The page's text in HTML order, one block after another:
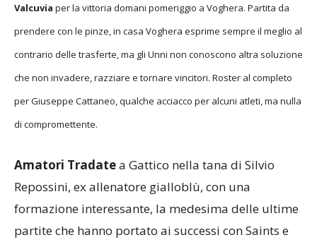
Valcuvia per la vittoria domani pomeriggio a Voghera. Partita da
prendere con le pinze, in casa Voghera esprime sempre il meglio al
contrario delle trasferte, ma gli Unni non conoscono altra soluzione
che non invadere, razziare e tornare vincitori. Roster al completo
per Giuseppe Cattaneo, qualche acciacco per alcuni atleti, ma nulla
di compromettente.
Amatori Tradatea Gattico nella tana di Silvio
Repossini, ex allenatore gialloblù, con una
formazione interessante, la medesima delle ultime
partite che hanno portato ai successi con Saints e